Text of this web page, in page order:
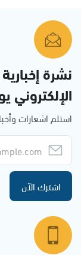
نشرة
الإلكتروني
استلم اشعارات
اشترك الآن